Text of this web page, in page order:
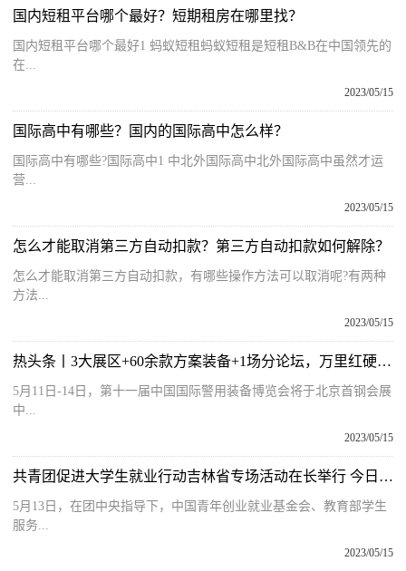
国内短租平台哪个最好？短期租房在哪里找？
国内短租平台哪个最好1 蚂蚁短租蚂蚁短租是短租B&B在中国领先的
在...
2023/05/15
国际高中有哪些？国内的国际高中怎么样？
国际高中有哪些?国际高中1 中北外国际高中北外国际高中虽然才运
营...
2023/05/15
怎么才能取消第三方自动扣款？第三方自动扣款如何解除？
怎么才能取消第三方自动扣款，有哪些操作方法可以取消呢?有两种
方法...
2023/05/15
热头条丨3大展区+60余款方案装备+1场分论坛，万里红硬核产品集结即将亮相警博会
5月11日-14日，第十一届中国国际警用装备博览会将于北京首钢会展
中...
2023/05/15
共青团促进大学生就业行动吉林省专场活动在长举行 今日热议
5月13日，在团中央指导下，中国青年创业就业基金会、教育部学生
服务...
2023/05/15